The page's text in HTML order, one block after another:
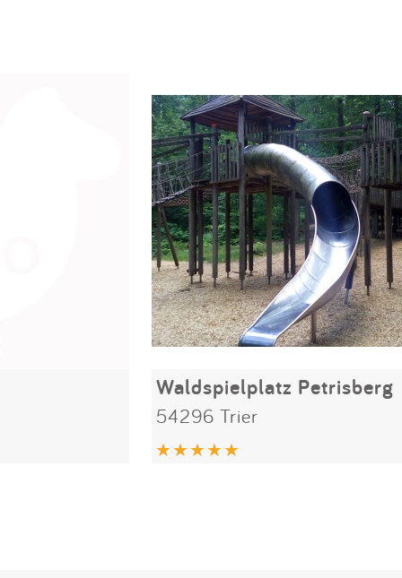
Waldspielplatz Petrisberg
54296 Trier